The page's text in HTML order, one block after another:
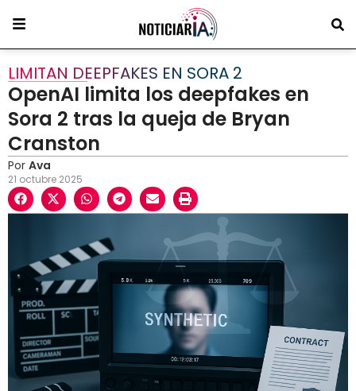
LIMITAN DEEPFAKES EN SORA 2
OpenAI limita los deepfakes en
Sora 2 tras la queja de Bryan
Cranston
Por Ava
21 octubre 2025